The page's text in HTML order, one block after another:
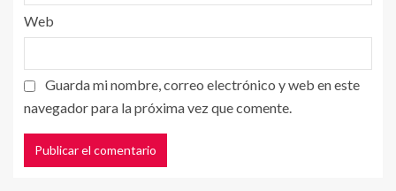
Web
Guarda mi nombre, correo electrónico y web en este
navegador para la próxima vez que comente.